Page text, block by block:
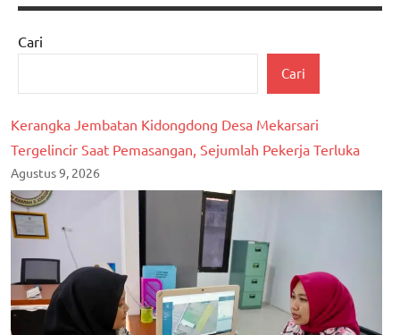
#berita
banten
berita
nasional
Cari
Cari
Kerangka Jembatan Kidongdong Desa Mekarsari
Tergelincir Saat Pemasangan, Sejumlah Pekerja Terluka
Agustus 9, 2026